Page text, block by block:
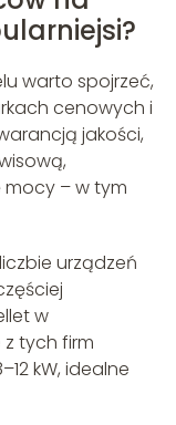
warto spojrzeć,
cenowych i
jakości,
– w tym
urządzeń
w
tych firm
kW, idealne